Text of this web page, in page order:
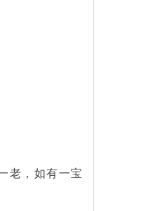
老，如有一宝